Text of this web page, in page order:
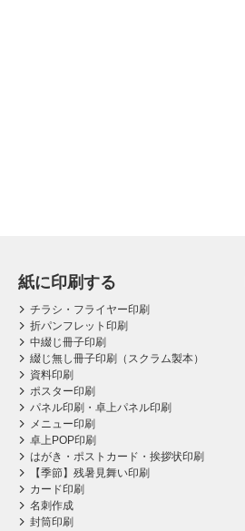
紙に印刷する
チラシ・フライヤー印刷
折パンフレット印刷
中綴じ冊子印刷
綴じ無し冊子印刷（スクラム製本）
資料印刷
ポスター印刷
パネル印刷・卓上パネル印刷
メニュー印刷
卓上POP印刷
はがき・ポストカード・挨拶状印刷
【季節】残暑見舞い印刷
カード印刷
名刺作成
封筒印刷